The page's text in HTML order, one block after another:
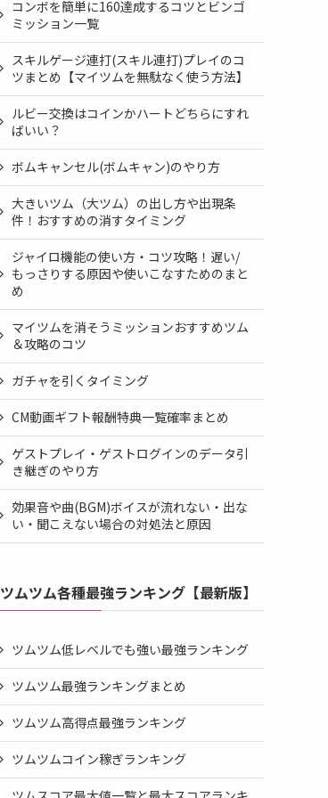
コンボを簡単に160達成するコツとビンゴ
ミッション一覧
スキルゲージ連打(スキル連打)プレイのコ
ツまとめ【マイツムを無駄なく使う方法】
ルビー交換はコインかハートどちらにすれ
ばいい？
ボムキャンセル(ボムキャン)のやり方
大きいツム（大ツム）の出し方や出現条
件！おすすめの消すタイミング
ジャイロ機能の使い方・コツ攻略！遅い/
もっさりする原因や使いこなすためのまと
め
マイツムを消そうミッションおすすめツム
＆攻略のコツ
ガチャを引くタイミング
CM動画ギフト報酬特典一覧確率まとめ
ゲストプレイ・ゲストログインのデータ引
き継ぎのやり方
効果音や曲(BGM)ボイスが流れない・出な
い・聞こえない場合の対処法と原因
ツムツム各種最強ランキング【最新版】
ツムツム低レベルでも強い最強ランキング
ツムツム最強ランキングまとめ
ツムツム高得点最強ランキング
ツムツムコイン稼ぎランキング